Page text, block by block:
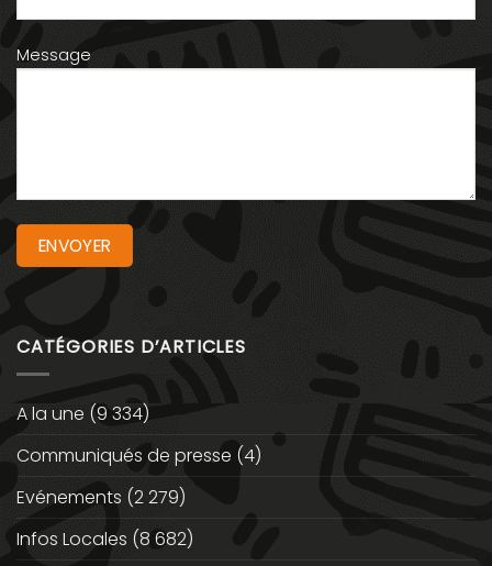
Message
CATÉGORIES D’ARTICLES
A la une (9 334)
Communiqués de presse (4)
Evénements (2 279)
Infos Locales (8 682)